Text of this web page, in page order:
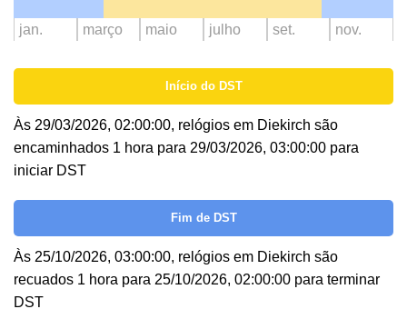
jan. março maio julho set. nov.
Início do DST
Às 29/03/2026, 02:00:00, relógios em Diekirch são
encaminhados 1 hora para 29/03/2026, 03:00:00 para
iniciar DST
Fim de DST
Às 25/10/2026, 03:00:00, relógios em Diekirch são
recuados 1 hora para 25/10/2026, 02:00:00 para terminar
DST